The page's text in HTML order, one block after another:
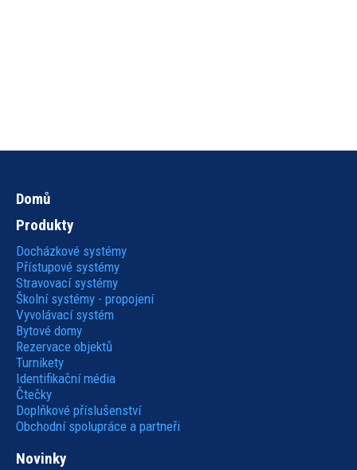
Hlavní
navigace
Domů
Produkty
Docházkové systémy
Přístupové systémy
Stravovací systémy
Školní systémy - propojení
Vyvolávací systém
Bytové domy
Rezervace objektů
Turnikety
Identifikační média
Čtečky
Doplňkové příslušenství
Obchodní spolupráce a partneři
Novinky